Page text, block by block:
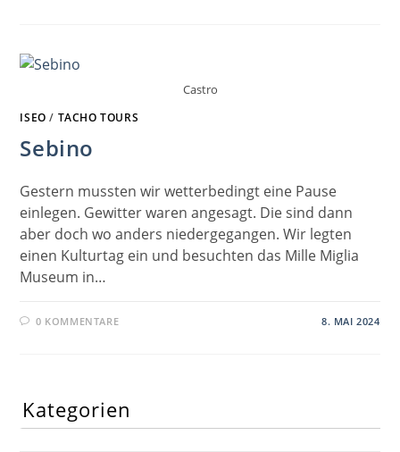
Castro
ISEO / TACHO TOURS
Sebino
Gestern mussten wir wetterbedingt eine Pause
einlegen. Gewitter waren angesagt. Die sind dann
aber doch wo anders niedergegangen. Wir legten
einen Kulturtag ein und besuchten das Mille Miglia
Museum in…
0 KOMMENTARE 8. MAI 2024
Kategorien